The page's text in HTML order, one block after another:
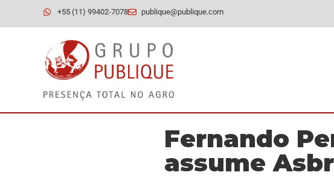
+55 (11) 99402-7078 publique@publique.com
Fernando
assume